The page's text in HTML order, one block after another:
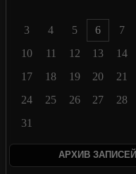
3
4 5 6 7
10
11 12 13 14
17
18 19 20 21
24
25 26 27 28
31
АРХИВ ЗАПИСЕЙ